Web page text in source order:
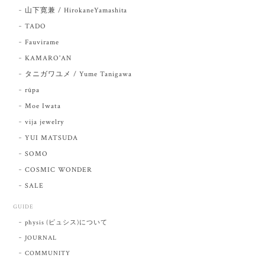
山下寛兼 / HirokaneYamashita
TADO
Fauvirame
KAMARO'AN
タニガワユメ / Yume Tanigawa
rūpa
Moe Iwata
vija jewelry
YUI MATSUDA
SOMO
COSMIC WONDER
SALE
GUIDE
physis (ピュシス)について
JOURNAL
COMMUNITY